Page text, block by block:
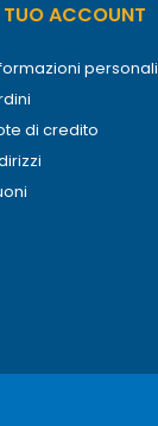
TUO ACCOUNT
personali
di credito